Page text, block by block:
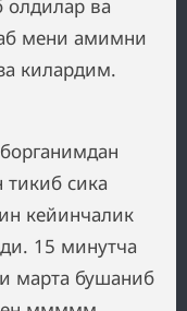
олдилар ва
мени амимни
килардим.
тикиб сика
кейинчалик
15 минутча
марта бушаниб